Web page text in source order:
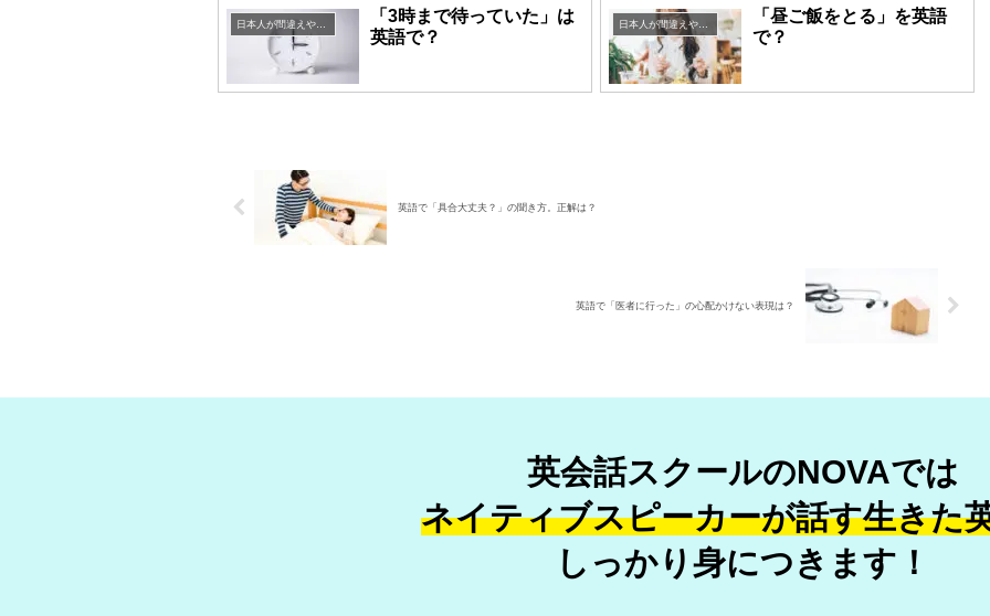
日本人が間違えやすい英語表現
「3時まで待っていた」は
英語で？
日本人が間違えやすい英語表現
「昼ご飯をとる」を英語
で？
英語で「具合大丈夫？」の聞き方。正解は？
英語で「医者に行った」の心配かけない表現は？
英会話スクールのNOVAでは
ネイティブスピーカーが話す生きた
しっかり身につきます！